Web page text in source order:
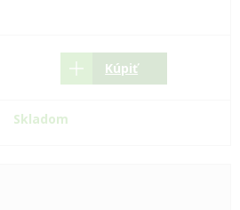
Kúpiť
Skladom